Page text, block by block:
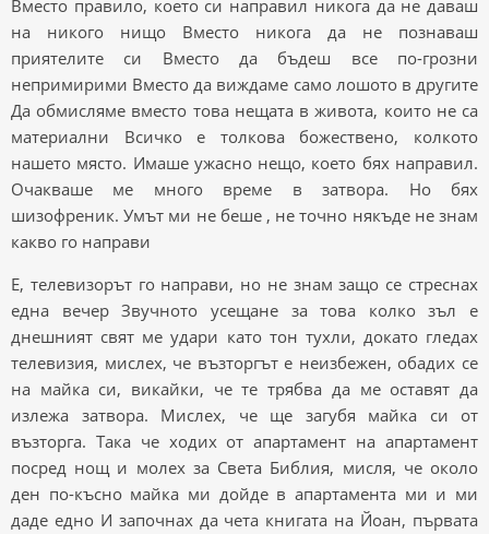
Вместо правило, което си направил никога да не даваш
на никого нищо Вместо никога да не познаваш
приятелите си Вместо да бъдеш все по-грозни
непримирими Вместо да виждаме само лошото в другите
Да обмисляме вместо това нещата в живота, които не са
материални Всичко е толкова божествено, колкото
нашето място. Имаше ужасно нещо, което бях направил.
Очакваше ме много време в затвора. Но бях
шизофреник. Умът ми не беше , не точно някъде не знам
какво го направи
Е, телевизорът го направи, но не знам защо се стреснах
една вечер Звучното усещане за това колко зъл е
днешният свят ме удари като тон тухли, докато гледах
телевизия, мислех, че възторгът е неизбежен, обадих се
на майка си, викайки, че те трябва да ме оставят да
излежа затвора. Мислех, че ще загубя майка си от
възторга. Така че ходих от апартамент на апартамент
посред нощ и молех за Света Библия, мисля, че около
ден по-късно майка ми дойде в апартамента ми и ми
даде едно И започнах да чета книгата на Йоан, първата